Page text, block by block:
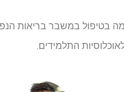
בטיפול במשבר בריאות
התלמידים.